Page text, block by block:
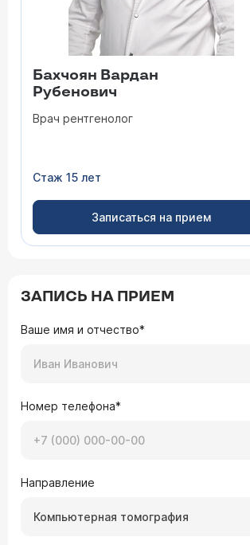
Бахчоян Вардан
Рубенович
Врач рентгенолог
Стаж 15 лет
Записаться на прием
ЗАПИСЬ НА ПРИЕМ
Ваше имя и отчество*
Номер телефона*
Направление
Компьютерная томография